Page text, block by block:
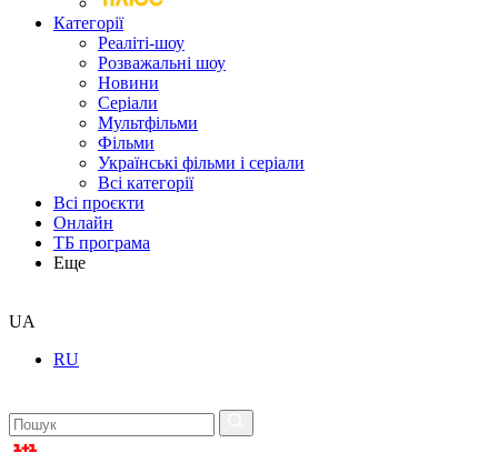
Категорії
Реаліті-шоу
Розважальні шоу
Новини
Серіали
Мультфільми
Фільми
Українські фільми і серіали
Всі категорії
Всі проєкти
Онлайн
ТБ програма
Еще
UA
RU